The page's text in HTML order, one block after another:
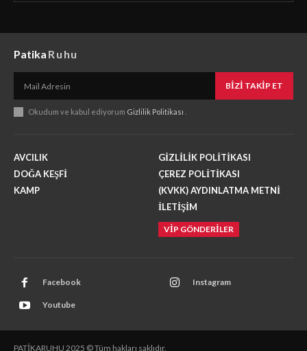
Patika Ruhu
BIZI TAKIP ET
Okudum ve kabul ediyorum Gizlilik Politikası
AVCILIK
DOĞA KEŞFİ
KAMP
GİZLİLİK POLİTİKASI
ÇEREZ POLİTİKASI
(KVKK) AYDINLATMA METNİ
İLETİŞİM
VİP GÖNDERİLER
Facebook Instagram
Youtube
PATİKARUHU 2025 © Tüm hakları saklıdır.